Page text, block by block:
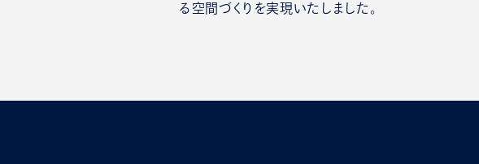
る空間づくりを実現いたしました。